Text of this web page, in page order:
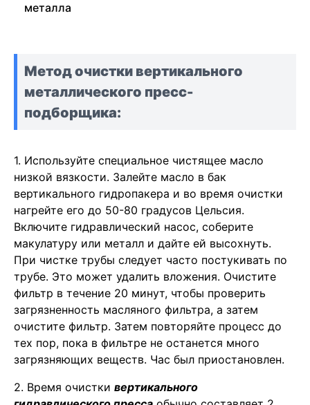
металла
Метод очистки вертикального
металлического пресс-
подборщика:
1. Используйте специальное чистящее масло
низкой вязкости. Залейте масло в бак
вертикального гидропакера и во время очистки
нагрейте его до 50-80 градусов Цельсия.
Включите гидравлический насос, соберите
макулатуру или металл и дайте ей высохнуть.
При чистке трубы следует часто постукивать по
трубе. Это может удалить вложения. Очистите
фильтр в течение 20 минут, чтобы проверить
загрязненность масляного фильтра, а затем
очистите фильтр. Затем повторяйте процесс до
тех пор, пока в фильтре не останется много
загрязняющих веществ. Час был приостановлен.
2. Время очистки вертикального